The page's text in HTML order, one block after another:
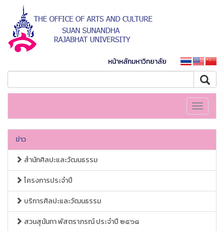
หน้าหลักมหาวิทยาลัย
Toggle
ข่าว
สำนักศิลปะและวัฒนธรรม
โครงการประจำปี
บริการศิลปะและวัฒนธรรม
สวนสุนันทา พัสตราภรณ์ ประจำปี ๒๕๖๘